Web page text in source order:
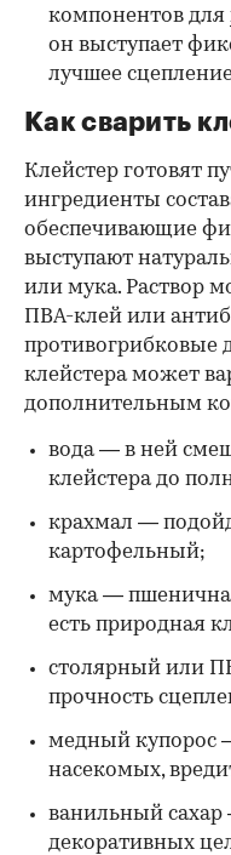
компонентов для
он выступает
лучшее
Как сварить
Клейстер готовят
ингредиенты
обеспечивающие
выступают
или мука. Раствор
ПВА-клей или
противогрибковые
клейстера может
дополнительным
вода — в ней
клейстера до
крахмал —
картофельный;
мука —
есть природная
столярный или
прочность
медный купорос
насекомых,
ванильный сахар
декоративных